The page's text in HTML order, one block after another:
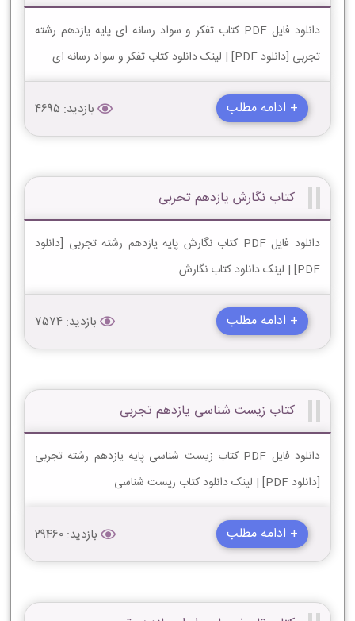
دانلود فایل PDF کتاب تفکر و سواد رسانه ای پایه یازدهم رشته
تجربی [دانلود PDF] | لینک دانلود کتاب تفکر و سواد رسانه ای
+ ادامه مطلب بازدید: 4695
کتاب نگارش یازدهم تجربی
دانلود فایل PDF کتاب نگارش پایه یازدهم رشته تجربی [دانلود
PDF] | لینک دانلود کتاب نگارش
+ ادامه مطلب بازدید: 7574
کتاب زیست شناسی یازدهم تجربی
دانلود فایل PDF کتاب زیست شناسی پایه یازدهم رشته تجربی
[دانلود PDF] | لینک دانلود کتاب زیست شناسی
+ ادامه مطلب بازدید: 29460